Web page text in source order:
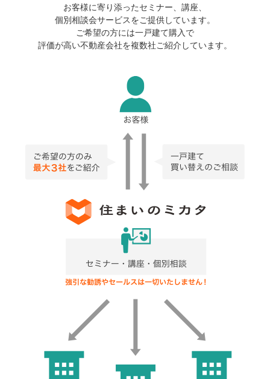
お客様に寄り添ったセミナー、講座、
個別相談会サービスをご提供しています。
ご希望の方には一戸建て購入で
評価が高い不動産会社を複数社ご紹介しています。